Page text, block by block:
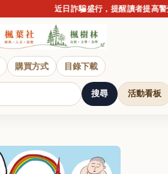
近日詐騙盛行，提醒讀者提高警
購買方式 目錄下載
搜尋 活動看板